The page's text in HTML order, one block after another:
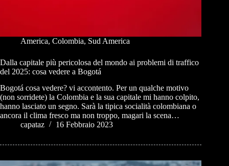
America, Colombia, Sud America
Dalla capitale più pericolosa del mondo ai problemi di traffico
del 2025: cosa vedere a Bogotá
Bogotá cosa vedere? vi accontento. Per un qualche motivo
(non sorridete) la Colombia e la sua capitale mi hanno colpito,
hanno lasciato un segno. Sarà la tipica socialità colombiana o
ancora il clima fresco ma non troppo, magari la scena…
capataz
16 Febbraio 2023